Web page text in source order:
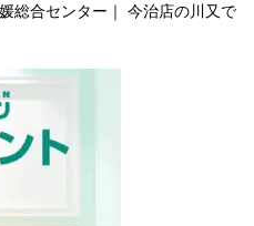
総合センター｜ 今治店の川又で